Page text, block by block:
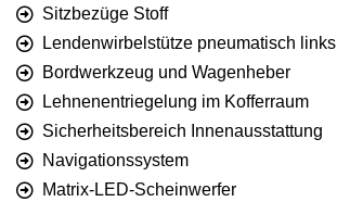
Sitzbezüge Stoff
Lendenwirbelstütze pneumatisch links
Bordwerkzeug und Wagenheber
Lehnenentriegelung im Kofferraum
Sicherheitsbereich Innenausstattung
Navigationssystem
Matrix-LED-Scheinwerfer